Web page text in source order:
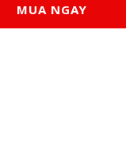
MUA NGAY